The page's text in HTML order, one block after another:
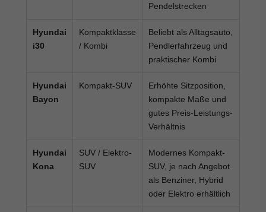
Pendelstrecken
Hyundai
i30
Kompaktklasse
/ Kombi
Beliebt als Alltagsauto,
Pendlerfahrzeug und
praktischer Kombi
Hyundai
Bayon
Kompakt-SUV
Erhöhte Sitzposition,
kompakte Maße und
gutes Preis-Leistungs-
Verhältnis
Hyundai
Kona
SUV / Elektro-
SUV
Modernes Kompakt-
SUV, je nach Angebot
als Benziner, Hybrid
oder Elektro erhältlich